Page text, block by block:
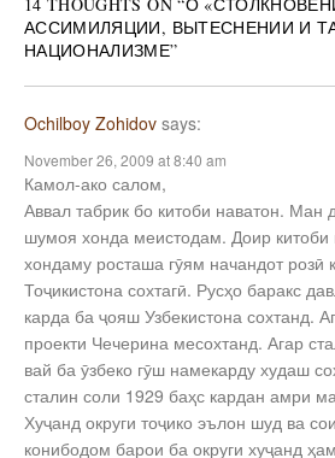
14 THOUGHTS ON “О
АССИМИЛЯЦИИ, ВЫТЕСНЕНИИ И
НАЦИОНАЛИЗМЕ”
Ochilboy Zohidov says:
November 26, 2009 at 8:40 am
Камол-ако салом,
Аввал табрик бо китоби наватон. Ман
шумоя хонда меистодам. Доир
хондаму росташа гӯям начандот розӣ
Тоҷикистона сохтагӣ. Русҳо баракс
карда ба ҷояш Узбекистона сохтанд.
проекти Чечерина месохтанд. Агар
вай ба ӯзбеко гӯш намекарду худаш
сталин соли 1929 баҳс кардан амри
Хуҷанд округи тоҷико эълон шуд ва
конибодом барои ба округи хуҷанд